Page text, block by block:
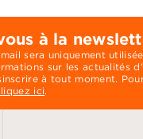
à la
sera uniquement
sur les actualités
à tout moment.
ici.